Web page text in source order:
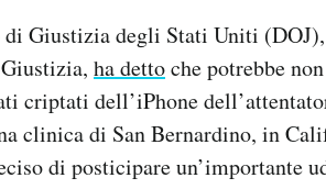
Giustizia degli Stati Uniti (DOJ),
ha dettoche potrebbe
criptati dell’iPhone
clinica di San Bernardino, in
di posticipare un’importante